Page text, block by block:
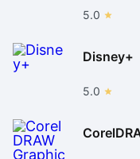
5.0
Disney+
5.0